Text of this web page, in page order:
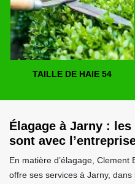
TAILLE DE HAIE 54
Élagage à Jarny :
sont avec
En matière d’élagage,
offre ses services à Jarny,